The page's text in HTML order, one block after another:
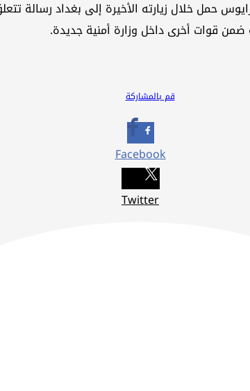
حمل خلال زيارته الأخيرة إلى بغداد رسالة
ضمن قوات أخرى داخل وزارة أمنية جديدة.
قم بالمشاركة
Facebook
Twitter